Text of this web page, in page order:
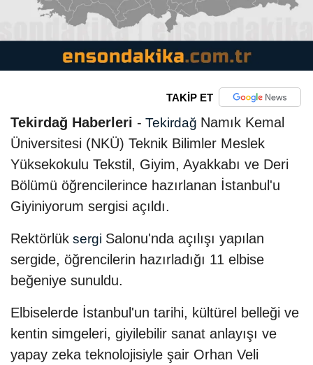
TAKİP ET
Tekirdağ Haberleri - Tekirdağ Namık Kemal
Üniversitesi (NKÜ) Teknik Bilimler Meslek
Yüksekokulu Tekstil, Giyim, Ayakkabı ve Deri
Bölümü öğrencilerince hazırlanan İstanbul'u
Giyiniyorum sergisi açıldı.
Rektörlük sergi Salonu'nda açılışı yapılan
sergide, öğrencilerin hazırladığı 11 elbise
beğeniye sunuldu.
Elbiselerde İstanbul'un tarihi, kültürel belleği ve
kentin simgeleri, giyilebilir sanat anlayışı ve
yapay zeka teknolojisiyle şair Orhan Veli